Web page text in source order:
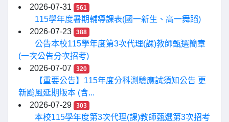
2026-07-31
561
115學年度暑期輔導課表(國一新生、高一舞蹈)
2026-07-23
388
公告本校115學年度第3次代理(課)教師甄選簡章
(一次公告分次招考)
2026-07-07
320
【重要公告】115年度分科測驗應試須知公告 更
新颱風延期版本 (含...
2026-07-29
303
本校115學年度第3次代理(課)教師甄選第3次招考